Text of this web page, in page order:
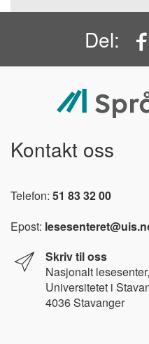
Del:
Kontakt oss
Telefon: 51 83 32 00
Epost:
Skriv til oss
Nasjonalt lesesenter,
Universitetet i
4036 Stavanger